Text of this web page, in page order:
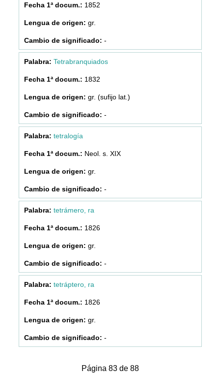
1852
gr.
-
Tetrabranquiados
1832
gr. (sufijo lat.)
-
tetralogía
Neol. s. XIX
gr.
-
tetrámero, ra
1826
gr.
-
tetráptero, ra
1826
gr.
-
Página 83 de 88